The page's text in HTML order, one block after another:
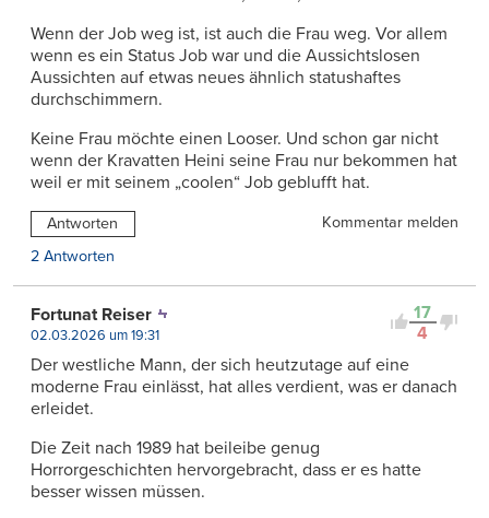
Wenn der Job weg ist, ist auch die Frau weg. Vor allem
wenn es ein Status Job war und die Aussichtslosen
Aussichten auf etwas neues ähnlich statushaftes
durchschimmern.
Keine Frau möchte einen Looser. Und schon gar nicht
wenn der Kravatten Heini seine Frau nur bekommen hat
weil er mit seinem „coolen“ Job geblufft hat.
Antworten
Kommentar melden
2 Antworten
17
4
Fortunat Reiser
02.03.2026 um 19:31
Der westliche Mann, der sich heutzutage auf eine
moderne Frau einlässt, hat alles verdient, was er danach
erleidet.
Die Zeit nach 1989 hat beileibe genug
Horrorgeschichten hervorgebracht, dass er es hatte
besser wissen müssen.